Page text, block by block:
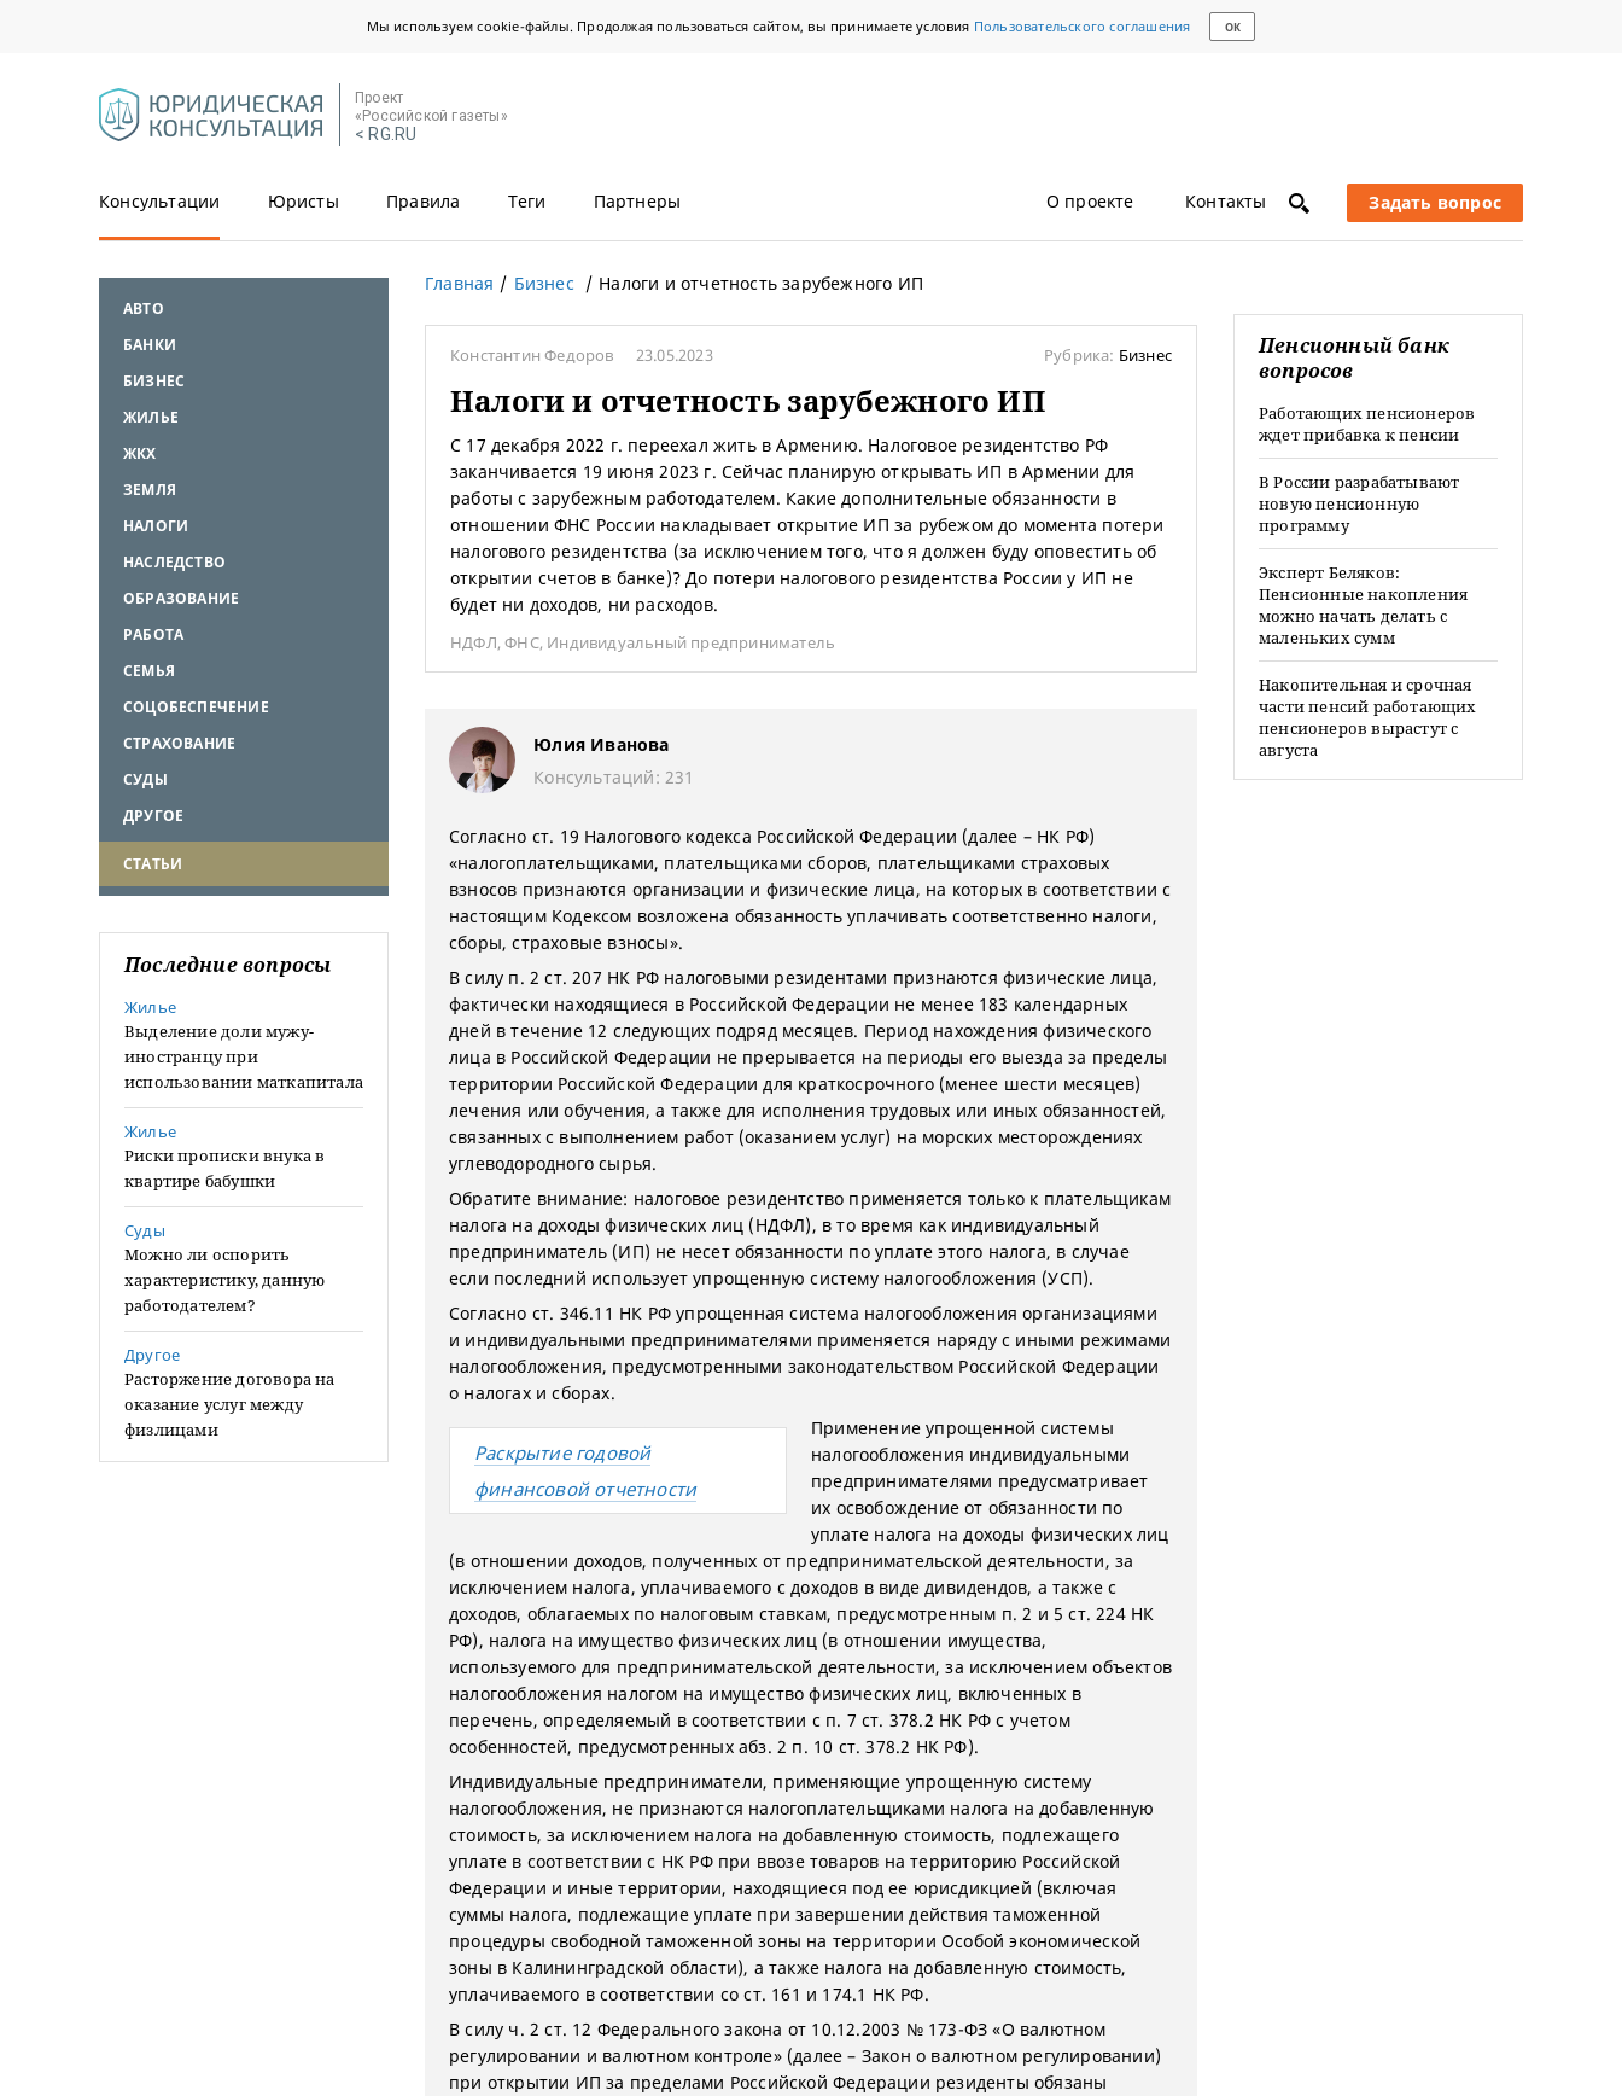
Мы используем cookie-файлы. Продолжая пользоваться сайтом, вы принимаете условия Пользовательского соглашения ОК
Проект
«Российской газеты»
< RG.RU
Консультации Юристы Правила Теги Партнеры О проекте Контакты Задать вопрос
АВТО
БАНКИ
БИЗНЕС
ЖИЛЬЕ
ЖКХ
ЗЕМЛЯ
НАЛОГИ
НАСЛЕДСТВО
ОБРАЗОВАНИЕ
РАБОТА
СЕМЬЯ
СОЦОБЕСПЕЧЕНИЕ
СТРАХОВАНИЕ
СУДЫ
ДРУГОЕ
СТАТЬИ
Последние вопросы
Жилье
Выделение доли мужу-
иностранцу при
использовании маткапитала
Жилье
Риски прописки внука в
квартире бабушки
Суды
Можно ли оспорить
характеристику, данную
работодателем?
Другое
Расторжение договора на
оказание услуг между
физлицами
Главная Бизнес Налоги и отчетность зарубежного ИП
Константин Федоров 23.05.2023 Рубрика: Бизнес
Налоги и отчетность зарубежного ИП
С 17 декабря 2022 г. переехал жить в Армению. Налоговое резидентство РФ
заканчивается 19 июня 2023 г. Сейчас планирую открывать ИП в Армении для
работы с зарубежным работодателем. Какие дополнительные обязанности в
отношении ФНС России накладывает открытие ИП за рубежом до момента потери
налогового резидентства (за исключением того, что я должен буду оповестить об
открытии счетов в банке)? До потери налогового резидентства России у ИП не
будет ни доходов, ни расходов.
НДФЛ,ФНС, Индивидуальный предприниматель
Юлия Иванова
Консультаций: 231
Согласно ст. 19 Налогового кодекса Российской Федерации (далее – НК РФ)
«налогоплательщиками, плательщиками сборов, плательщиками страховых
взносов признаются организации и физические лица, на которых в соответствии с
настоящим Кодексом возложена обязанность уплачивать соответственно налоги,
сборы, страховые взносы».
В силу п. 2 ст. 207 НК РФ налоговыми резидентами признаются физические лица,
фактически находящиеся в Российской Федерации не менее 183 календарных
дней в течение 12 следующих подряд месяцев. Период нахождения физического
лица в Российской Федерации не прерывается на периоды его выезда за пределы
территории Российской Федерации для краткосрочного (менее шести месяцев)
лечения или обучения, а также для исполнения трудовых или иных обязанностей,
связанных с выполнением работ (оказанием услуг) на морских месторождениях
углеводородного сырья.
Обратите внимание: налоговое резидентство применяется только к плательщикам
налога на доходы физических лиц (НДФЛ), в то время как индивидуальный
предприниматель (ИП) не несет обязанности по уплате этого налога, в случае
если последний использует упрощенную систему налогообложения (УСП).
Согласно ст. 346.11 НК РФ упрощенная система налогообложения организациями
и индивидуальными предпринимателями применяется наряду с иными режимами
налогообложения, предусмотренными законодательством Российской Федерации
о налогах и сборах.
Раскрытие годовой
финансовой отчетности
Применение упрощенной системы
налогообложения индивидуальными
предпринимателями предусматривает
их освобождение от обязанности по
уплате налога на доходы физических лиц
(в отношении доходов, полученных от предпринимательской деятельности, за
исключением налога, уплачиваемого с доходов в виде дивидендов, а также с
доходов, облагаемых по налоговым ставкам, предусмотренным п. 2 и 5 ст. 224 НК
РФ), налога на имущество физических лиц (в отношении имущества,
используемого для предпринимательской деятельности, за исключением объектов
налогообложения налогом на имущество физических лиц, включенных в
перечень, определяемый в соответствии с п. 7 ст. 378.2 НК РФ с учетом
особенностей, предусмотренных абз. 2 п. 10 ст. 378.2 НК РФ).
Индивидуальные предприниматели, применяющие упрощенную систему
налогообложения, не признаются налогоплательщиками налога на добавленную
стоимость, за исключением налога на добавленную стоимость, подлежащего
уплате в соответствии с НК РФ при ввозе товаров на территорию Российской
Федерации и иные территории, находящиеся под ее юрисдикцией (включая
суммы налога, подлежащие уплате при завершении действия таможенной
процедуры свободной таможенной зоны на территории Особой экономической
зоны в Калининградской области), а также налога на добавленную стоимость,
уплачиваемого в соответствии со ст. 161 и 174.1 НК РФ.
В силу ч. 2 ст. 12 Федерального закона от 10.12.2003 № 173-ФЗ «О валютном
регулировании и валютном контроле» (далее – Закон о валютном регулировании)
при открытии ИП за пределами Российской Федерации резиденты обязаны
Пенсионный банк
вопросов
Работающих пенсионеров
ждет прибавка к пенсии
В России разрабатывают
новую пенсионную
программу
Эксперт Беляков:
Пенсионные накопления
можно начать делать с
маленьких сумм
Накопительная и срочная
части пенсий работающих
пенсионеров вырастут с
августа